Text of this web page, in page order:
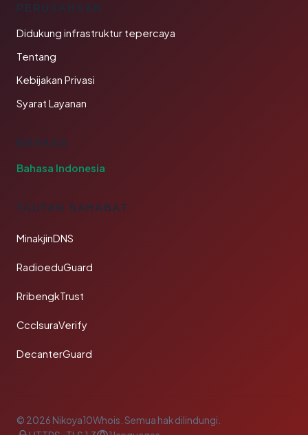
PERUSAHAAN
Didukung infrastruktur tepercaya
Tentang
Kebijakan Privasi
Syarat Layanan
BAHASA
Bahasa Indonesia
TAUTAN SAHABAT
MinakjinDNS
RadioeduGuard
RribengkTrust
CcclsuraVerify
DecanterGuard
© 2026 Nikoya10Whois. Semua hak dilindungi.